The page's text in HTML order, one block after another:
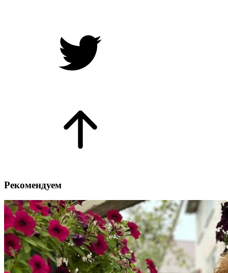
Рекомендуем